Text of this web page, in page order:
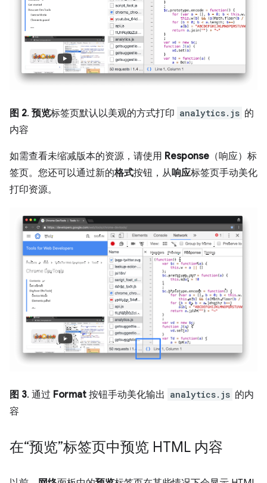
图 2. 预览标签页默认以美观的方式打印 analytics.js 的
内容
如需查看未缩减版本的资源，请使用 Response （响应）标
签页。您还可以通过新的格式按钮，从响应标签页手动美化
打印资源。
图 3. 通过 Format 按钮手动美化输出 analytics.js 的内
容
在“预览”标签页中预览 HTML 内容